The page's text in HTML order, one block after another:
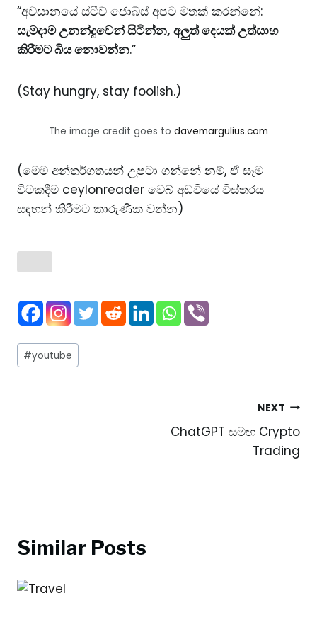
“අවසානයේ ස්ටීව් ජොබ්ස් අපට මතක් කරන්නේ:
සැමදාම උනන්දුවෙන් සිටින්න, අලුත් දෙයක් උත්සාහ
කිරීමට බිය නොවන්න.”
(Stay hungry, stay foolish.)
The image credit goes to davemargulius.com
(මෙම අන්තර්ගතයන් උපුටා ගන්නේ නම්, ඒ සෑම
විටකදීම ceylonreader වෙබ් අඩවියේ විස්තරය
සඳහන් කිරීමට කාරුණික වන්න)
Post
Tags:
#youtube
NEXT
ChatGPT සමඟ Crypto
Trading
Similar Posts